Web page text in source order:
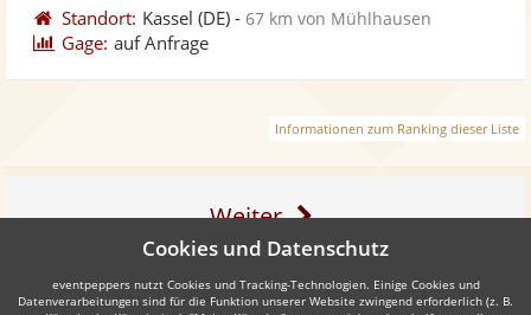
Standort: Kassel (DE) -67 km von Mühlhausen
Gage: auf Anfrage
Informationen zum Ranking dieser Liste
Weiter
Cookies und Datenschutz
eventpeppers nutzt Cookies und Tracking-Technologien. Einige Cookies und
Datenverarbeitungen sind für die Funktion unserer Website zwingend erforderlich (z. B.